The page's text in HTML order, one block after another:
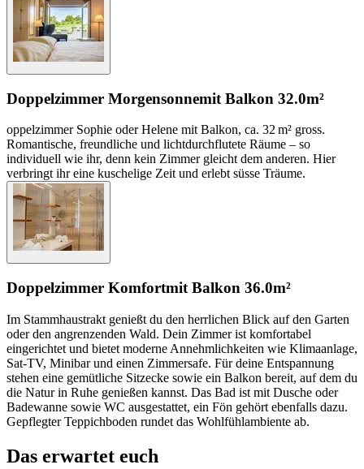
Doppelzimmer Morgensonnemit Balkon 32.0m²
oppelzimmer Sophie oder Helene mit Balkon, ca. 32 m² gross.
Romantische, freundliche und lichtdurchflutete Räume – so
individuell wie ihr, denn kein Zimmer gleicht dem anderen. Hier
verbringt ihr eine kuschelige Zeit und erlebt süsse Träume.
Doppelzimmer Komfortmit Balkon 36.0m²
Im Stammhaustrakt genießt du den herrlichen Blick auf den Garten
oder den angrenzenden Wald. Dein Zimmer ist komfortabel
eingerichtet und bietet moderne Annehmlichkeiten wie Klimaanlage,
Sat-TV, Minibar und einen Zimmersafe. Für deine Entspannung
stehen eine gemütliche Sitzecke sowie ein Balkon bereit, auf dem du
die Natur in Ruhe genießen kannst. Das Bad ist mit Dusche oder
Badewanne sowie WC ausgestattet, ein Fön gehört ebenfalls dazu.
Gepflegter Teppichboden rundet das Wohlfühlambiente ab.
Das erwartet euch